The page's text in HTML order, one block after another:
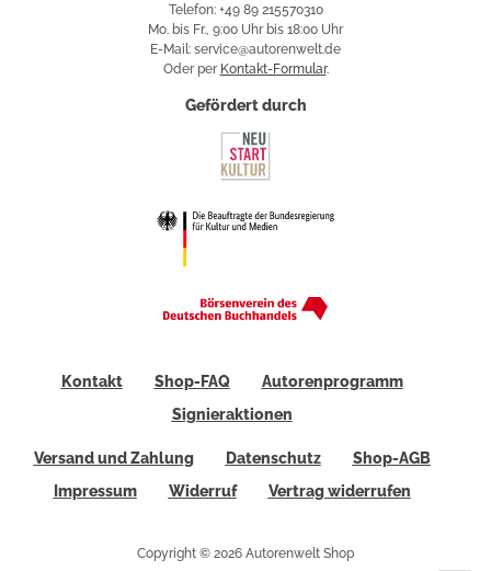
Telefon: +49 89 215570310
Mo. bis Fr., 9:00 Uhr bis 18:00 Uhr
E-Mail: service@autorenwelt.de
Oder per Kontakt-Formular.
Gefördert durch
Kontakt Shop-FAQ
Autorenprogramm
Signieraktionen
Versand und Zahlung Datenschutz
Shop-AGB
Impressum
Widerruf Vertrag widerrufen
Copyright © 2026 Autorenwelt Shop